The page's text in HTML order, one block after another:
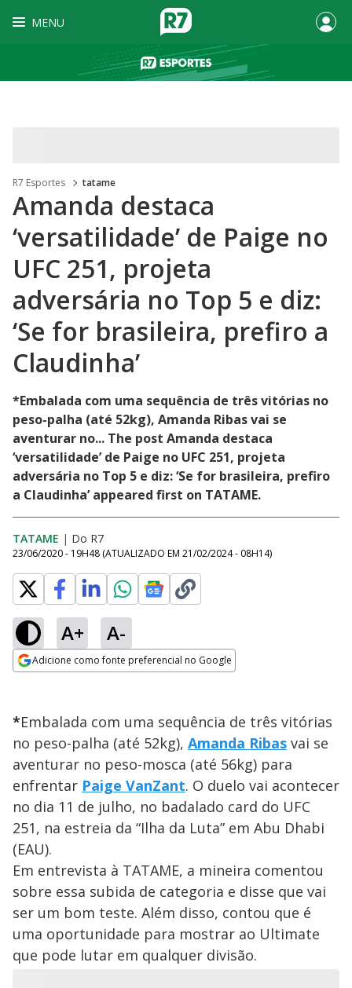
MENU
R7 Esportes tatame
Amanda destaca
‘versatilidade’ de Paige no
UFC 251, projeta
adversária no Top 5 e diz:
‘Se for brasileira, prefiro a
Claudinha’
*Embalada com uma sequência de três vitórias no
peso-palha (até 52kg), Amanda Ribas vai se
aventurar no... The post Amanda destaca
‘versatilidade’ de Paige no UFC 251, projeta
adversária no Top 5 e diz: ‘Se for brasileira, prefiro
a Claudinha’ appeared first on TATAME.
TATAME | Do R7
23/06/2020 - 19H48 (ATUALIZADO EM 21/02/2024 - 08H14)
A+ A-
Adicione como fonte preferencial no Google
*Embalada com uma sequência de três vitórias
no peso-palha (até 52kg), Amanda Ribas vai se
aventurar no peso-mosca (até 56kg) para
enfrentar Paige VanZant. O duelo vai acontecer
no dia 11 de julho, no badalado card do UFC
251, na estreia da “Ilha da Luta” em Abu Dhabi
(EAU).
Em entrevista à TATAME, a mineira comentou
sobre essa subida de categoria e disse que vai
ser um bom teste. Além disso, contou que é
uma oportunidade para mostrar ao Ultimate
que pode lutar em qualquer divisão.